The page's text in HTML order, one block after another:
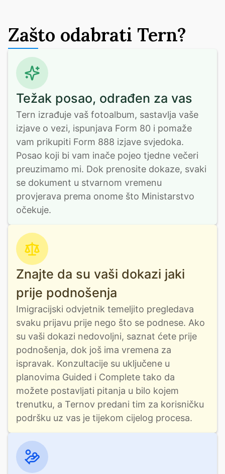
Zašto odabrati Tern?
Težak posao, odrađen za vas
Tern izrađuje vaš fotoalbum, sastavlja vaše
izjave o vezi, ispunjava Form 80 i pomaže
vam prikupiti Form 888 izjave svjedoka.
Posao koji bi vam inače pojeo tjedne večeri
preuzimamo mi. Dok prenosite dokaze, svaki
se dokument u stvarnom vremenu
provjerava prema onome što Ministarstvo
očekuje.
Znajte da su vaši dokazi jaki
prije podnošenja
Imigracijski odvjetnik temeljito pregledava
svaku prijavu prije nego što se podnese. Ako
su vaši dokazi nedovoljni, saznat ćete prije
podnošenja, dok još ima vremena za
ispravak. Konzultacije su uključene u
planovima Guided i Complete tako da
možete postavljati pitanja u bilo kojem
trenutku, a Ternov predani tim za korisničku
podršku uz vas je tijekom cijelog procesa.